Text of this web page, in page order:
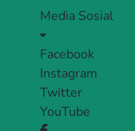
Media Sosial
Facebook
Instagram
Twitter
YouTube